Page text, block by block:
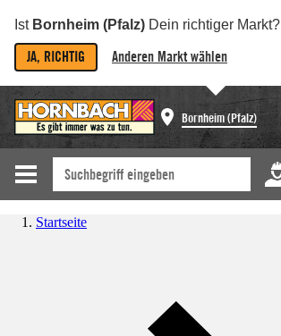
Ist Bornheim (Pfalz) Dein richtiger Markt?
JA, RICHTIG Anderen Markt wählen
Bornheim (Pfalz)
Startseite